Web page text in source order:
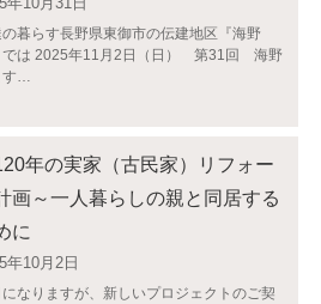
暮らす長野県東御市の伝建地区『海野
では 2025年11月2日（日） 第31回 海野
…
年の実家（古民家）リフォー
画～一人暮らしの親と同居する
に
年10月2日
になりますが、新しいプロジェクトのご契